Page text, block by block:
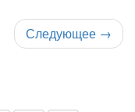
Следующее →